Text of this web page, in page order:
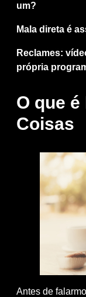
um?
Mala direta é
Reclames:
própria
O que
Coisas
Antes de